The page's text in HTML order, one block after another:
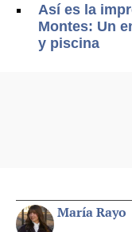
Así es la
Montes: Un
y piscina
María Rayo